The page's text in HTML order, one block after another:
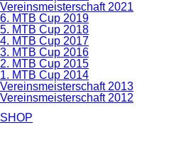
Vereinsmeisterschaft 2021
6. MTB Cup 2019
5. MTB Cup 2018
4. MTB Cup 2017
3. MTB Cup 2016
2. MTB Cup 2015
1. MTB Cup 2014
Vereinsmeisterschaft 2013
Vereinsmeisterschaft 2012
SHOP